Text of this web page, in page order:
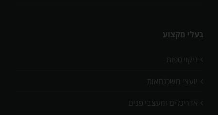
בעלי מקצוע
ניקוי ספות
יועצי משכנתאות
אדריכלים ומעצבי פנים